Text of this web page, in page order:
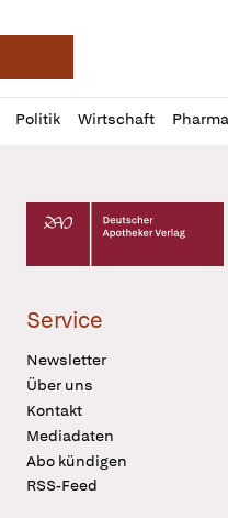
Deutsche
Politik Wirtschaft
Profil
öffnen
Daz
Pur
Deutscher Apotheker
Service
Newsletter
Über uns
Kontakt
Mediadaten
Abo kündigen
RSS-Feed